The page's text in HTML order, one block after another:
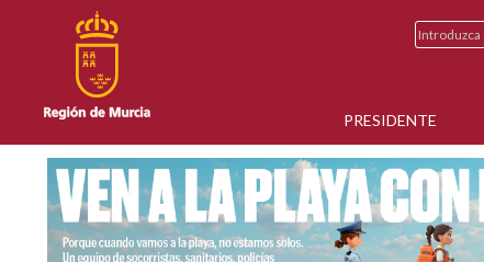
PRESIDENTE